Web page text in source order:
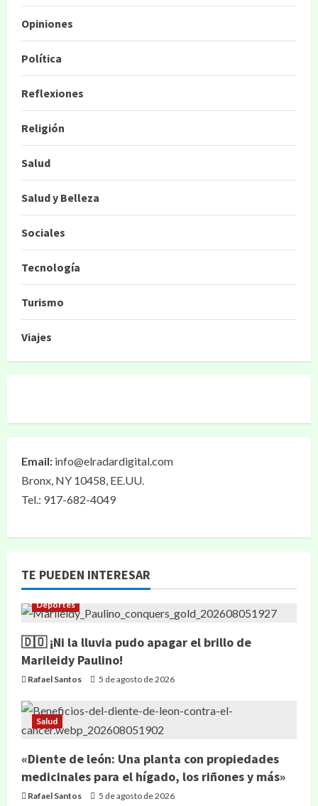
Opiniones
Política
Reflexiones
Religión
Salud
Salud y Belleza
Sociales
Tecnología
Turismo
Viajes
Email: info@elradardigital.com
Bronx, NY 10458, EE.UU.
Tel.: 917-682-4049
TE PUEDEN INTERESAR
Deportes
🇩🇴 ¡Ni la lluvia pudo apagar el brillo de
Marileidy Paulino!
Rafael Santos 5 de agosto de 2026
Salud
«Diente de león: Una planta con propiedades
medicinales para el hígado, los riñones y más»
Rafael Santos 5 de agosto de 2026